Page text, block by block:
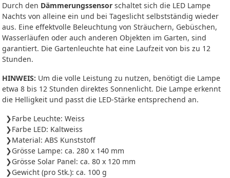
Durch den Dämmerungssensor schaltet sich die LED Lampe
Nachts von alleine ein und bei Tageslicht selbstständig wieder
aus. Eine effektvolle Beleuchtung von Sträuchern, Gebüschen,
Wasserläufen oder auch anderen Objekten im Garten, sind
garantiert. Die Gartenleuchte hat eine Laufzeit von bis zu 12
Stunden.
HINWEIS: Um die volle Leistung zu nutzen, benötigt die Lampe
etwa 8 bis 12 Stunden direktes Sonnenlicht. Die Lampe erkennt
die Helligkeit und passt die LED-Stärke entsprechend an.
Farbe Leuchte: Weiss
Farbe LED: Kaltweiss
Material: ABS Kunststoff
Grösse Lampe: ca. 280 x 140 mm
Grösse Solar Panel: ca. 80 x 120 mm
Gewicht (pro Stk.): ca. 100 g